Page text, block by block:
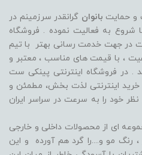
حمایت بانوان گرانقدر سرزمینم در
شروع به فعالیت نموده . فروشگاه
در جهت خدمت رسانی بهتر با تیم
، با قیمت های مناسب ، معتبر و
. در فروشگاه اینترنتی پینکی ست
خرید اینترنتی لذت بخش، مطمئن و
نظر خود را به سرعت در سراسر ایران
ای از محصولات داخلی و خارجی
رنگ مو و....را گرد هم آورده و اين